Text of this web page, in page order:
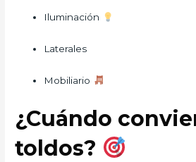
Iluminación
Laterales
Mobiliario
¿Cuándo
toldos?